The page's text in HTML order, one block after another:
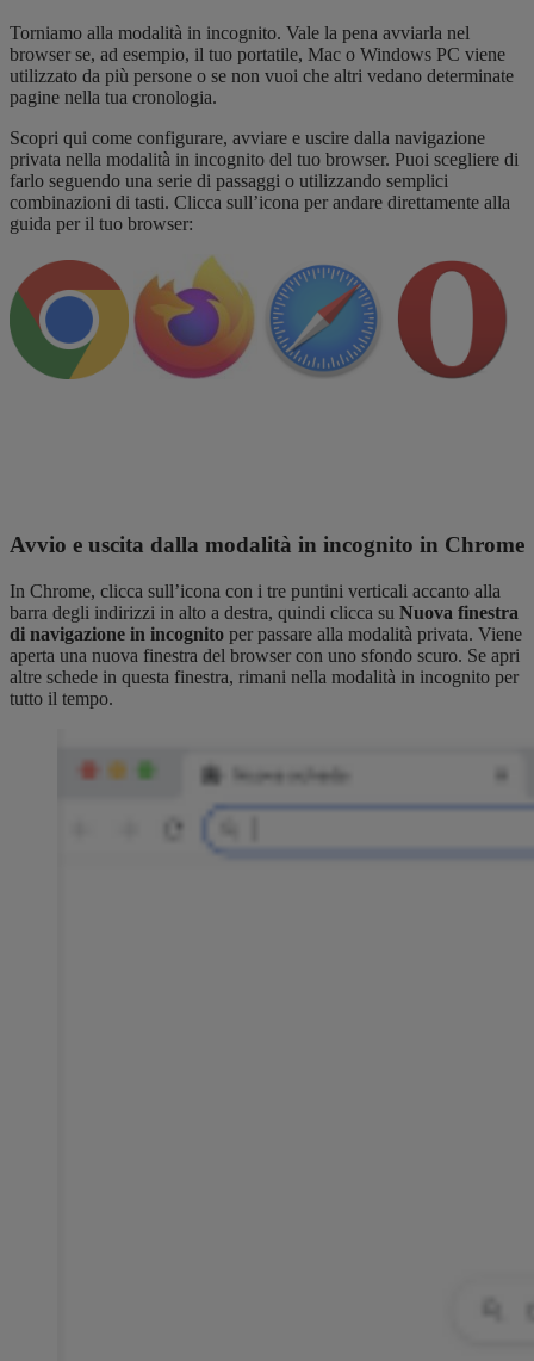
Torniamo alla modalità in incognito. Vale la pena avviarla nel
browser se, ad esempio, il tuo portatile, Mac o Windows PC viene
utilizzato da più persone o se non vuoi che altri vedano determinate
pagine nella tua cronologia.
Scopri qui come configurare, avviare e uscire dalla navigazione
privata nella modalità in incognito del tuo browser. Puoi scegliere di
farlo seguendo una serie di passaggi o utilizzando semplici
combinazioni di tasti. Clicca sull’icona per andare direttamente alla
guida per il tuo browser:
Avvio e uscita dalla modalità in incognito in Chrome
In Chrome, clicca sull’icona con i tre puntini verticali accanto alla
barra degli indirizzi in alto a destra, quindi clicca su Nuova finestra
di navigazione in incognito per passare alla modalità privata. Viene
aperta una nuova finestra del browser con uno sfondo scuro. Se apri
altre schede in questa finestra, rimani nella modalità in incognito per
tutto il tempo.